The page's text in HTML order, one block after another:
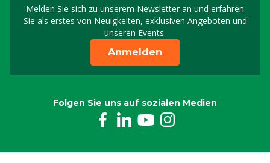
Melden Sie sich zu unserem Newsletter an und erfahren
Sie als erstes von Neuigkeiten, exklusiven Angeboten und
unseren Events.
Melden Sie sich für
Anmelden
Folgen Sie uns auf sozialen Medien